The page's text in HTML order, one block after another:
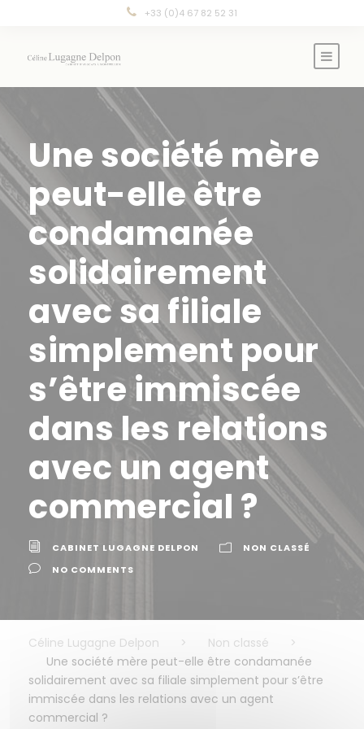
Panneau de gestion des cookies+33 (0)4 67 82 52 31
Une société mère
peut-elle être
condamanée
solidairement
avec sa filiale
simplement pour
s’être immiscée
dans les relations
avec un agent
commercial ?
CABINET LUGAGNE DELPON
NON CLASSÉ
NO COMMENTS
Céline Lugagne Delpon > Non classé
>
Une société mère peut-elle être condamanée
solidairement avec sa filiale simplement pour s’être
immiscée dans les relations avec un agent
commercial ?